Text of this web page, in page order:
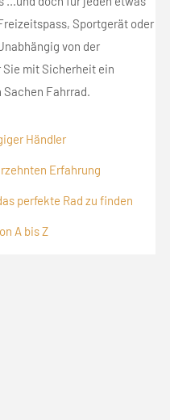
Sportgerät oder
von der
mit Sicherheit ein
Fahrrad.
Händler
Erfahrung
perfekte Rad zu finden
A bis Z